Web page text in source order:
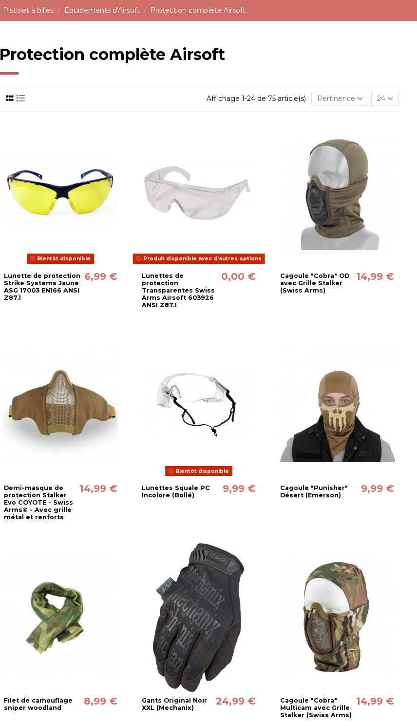
Pistolet à billes Équipements d'Airsoft Protection complète Airsoft
Protection complète Airsoft
Affichage 1-24 de 75 article(s) Pertinence 24
Bientôt disponible
Lunette de protection
Strike Systems Jaune
ASG 17003 EN166 ANSI
Z87.1
6,99 €
Produit disponible avec d'autres options
Lunettes de
protection
Transparentes Swiss
Arms Airsoft 603926
ANSI Z87.1
0,00 €
Cagoule "Cobra" OD
avec Grille Stalker
(Swiss Arms)
14,99 €
Demi-masque de
protection Stalker
Evo COYOTE - Swiss
Arms® - Avec grille
métal et renforts
14,99 €
Bientôt disponible
Lunettes Squale PC
Incolore (Bollé)
9,99 €
Cagoule "Punisher"
Désert (Emerson)
9,99 €
Filet de camouflage
sniper woodland
8,99 €
Gants Original Noir
XXL (Mechanix)
24,99 €
Cagoule "Cobra"
Multicam avec Grille
Stalker (Swiss Arms)
14,99 €